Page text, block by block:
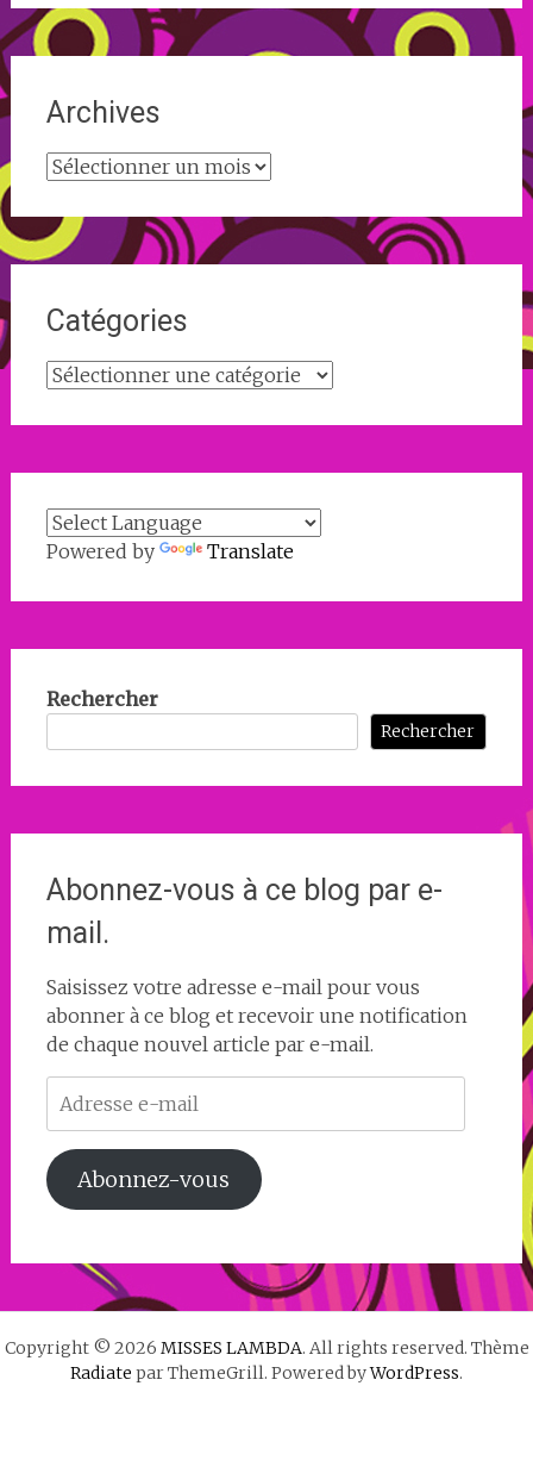
Archives
Archives
Catégories
Catégories
Powered by Translate
Rechercher
Rechercher
Abonnez-vous à ce blog par e-
mail.
Saisissez votre adresse e-mail pour vous
abonner à ce blog et recevoir une notification
de chaque nouvel article par e-mail.
e-
mail
Abonnez-vous
Copyright © 2026 MISSES LAMBDA. All rights reserved. Thème
Radiate par ThemeGrill. Powered byWordPress.